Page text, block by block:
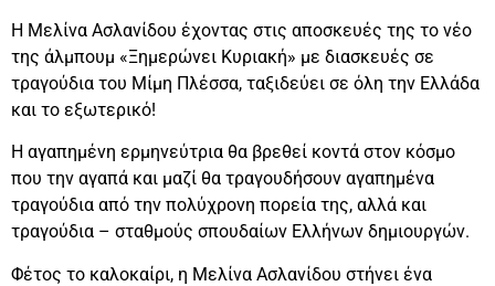
Η Μελίνα Ασλανίδου έχοντας στις αποσκευές της το νέο
της άλμπουμ «Ξημερώνει Κυριακή» με διασκευές σε
τραγούδια του Μίμη Πλέσσα, ταξιδεύει σε όλη την Ελλάδα
και το εξωτερικό!
Η αγαπημένη ερμηνεύτρια θα βρεθεί κοντά στον κόσμο
που την αγαπά και μαζί θα τραγουδήσουν αγαπημένα
τραγούδια από την πολύχρονη πορεία της, αλλά και
τραγούδια – σταθμούς σπουδαίων Ελλήνων δημιουργών.
Φέτος το καλοκαίρι, η Μελίνα Ασλανίδου στήνει ένα